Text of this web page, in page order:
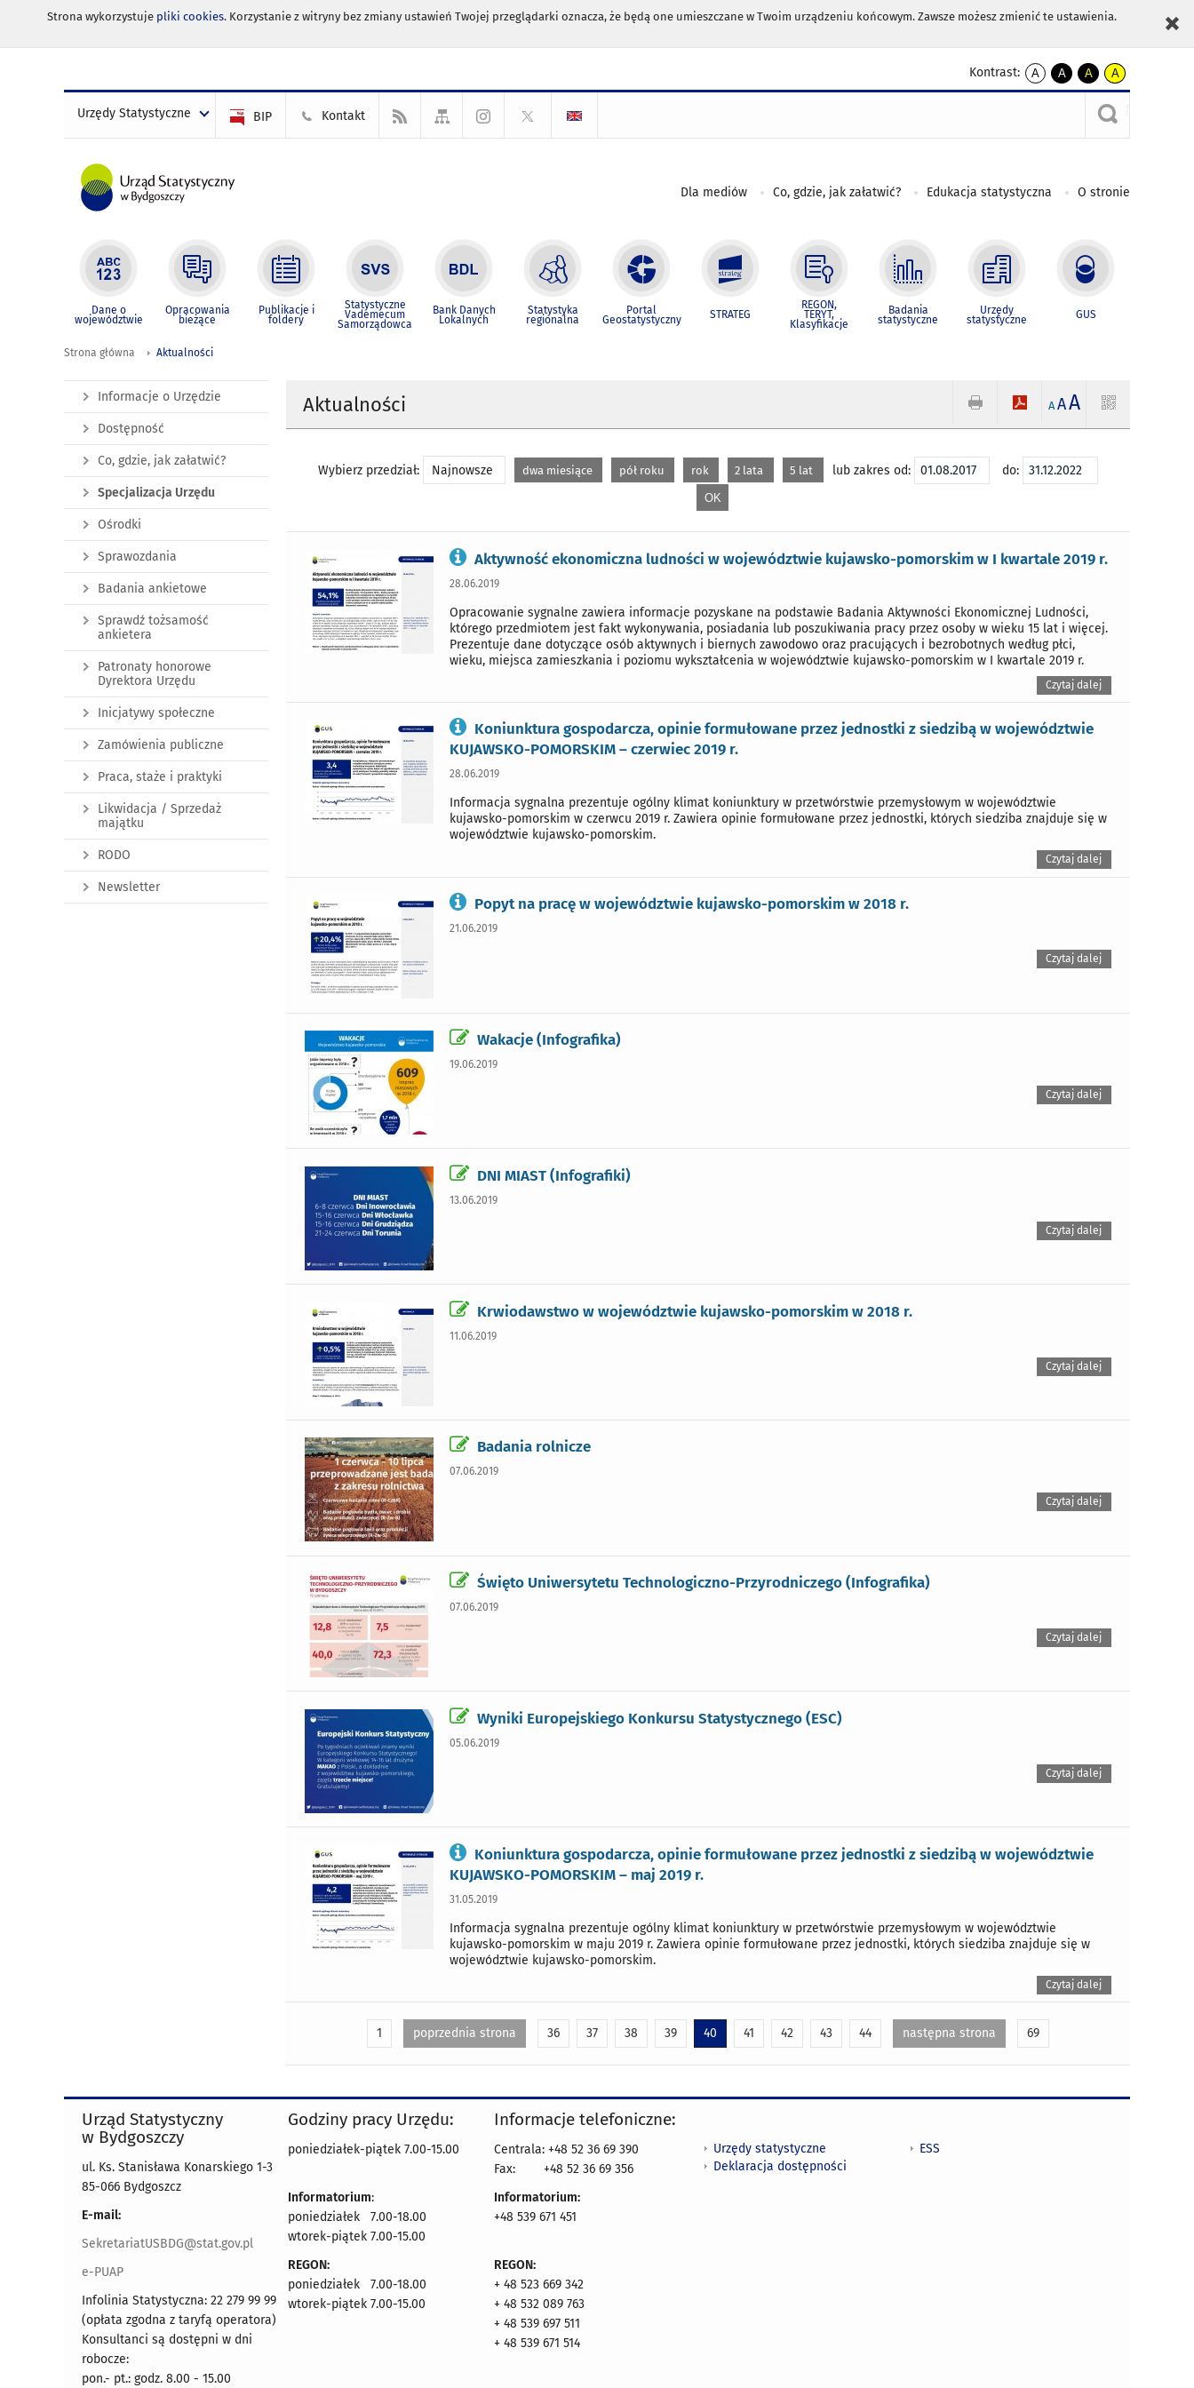
Strona wykorzystuje pliki cookies. Korzystanie z witryny bez zmiany ustawień Twojej przeglądarki oznacza, że będą one umieszczane w Twoim urządzeniu końcowym. Zawsze możesz zmienić te ustawienia.
Kontrast:
A
kontrast
A
kontrast
czarnym
A
kontrast
żółty
tekst
czarnym
A
kontrast
czarny
tekst
żółtym
Urzędy Statystyczne BIP Kontakt
Dla mediów Co, gdzie, jak załatwić? Edukacja statystyczna O stronie
Dane o
województwie
Opracowania
bieżące
Publikacje i
foldery
Statystyczne
Vademecum
Samorządowca
Bank Danych
Lokalnych
Statystyka
regionalna
Portal
Geostatystyczny STRATEG
REGON,
TERYT,
Klasyfikacje
Badania
statystyczne
Urzędy
statystyczne GUS
Strona główna Aktualności
Aktualności A AA
Wybierz przedział: Najnowsze dwa miesiące pół roku rok 2 lata 5 lat lub zakres od: do:
Aktywność ekonomiczna ludności w województwie kujawsko-pomorskim w I kwartale 2019 r.
28.06.2019
Opracowanie sygnalne zawiera informacje pozyskane na podstawie Badania Aktywności Ekonomicznej Ludności,
którego przedmiotem jest fakt wykonywania, posiadania lub poszukiwania pracy przez osoby w wieku 15 lat i więcej.
Prezentuje dane dotyczące osób aktywnych i biernych zawodowo oraz pracujących i bezrobotnych według płci,
wieku, miejsca zamieszkania i poziomu wykształcenia w województwie kujawsko-pomorskim w I kwartale 2019 r.
Czytaj dalej
Koniunktura gospodarcza, opinie formułowane przez jednostki z siedzibą w województwie
KUJAWSKO-POMORSKIM – czerwiec 2019 r.
28.06.2019
Informacja sygnalna prezentuje ogólny klimat koniunktury w przetwórstwie przemysłowym w województwie
kujawsko-pomorskim w czerwcu 2019 r. Zawiera opinie formułowane przez jednostki, których siedziba znajduje się w
województwie kujawsko-pomorskim.
Czytaj dalej
Popyt na pracę w województwie kujawsko-pomorskim w 2018 r.
21.06.2019
Czytaj dalej
Wakacje (Infografika)
19.06.2019
Czytaj dalej
DNI MIAST (Infografiki)
13.06.2019
Czytaj dalej
Krwiodawstwo w województwie kujawsko-pomorskim w 2018 r.
11.06.2019
Czytaj dalej
Badania rolnicze
07.06.2019
Czytaj dalej
Święto Uniwersytetu Technologiczno-Przyrodniczego (Infografika)
07.06.2019
Czytaj dalej
Wyniki Europejskiego Konkursu Statystycznego (ESC)
05.06.2019
Czytaj dalej
Koniunktura gospodarcza, opinie formułowane przez jednostki z siedzibą w województwie
KUJAWSKO-POMORSKIM – maj 2019 r.
31.05.2019
Informacja sygnalna prezentuje ogólny klimat koniunktury w przetwórstwie przemysłowym w województwie
kujawsko-pomorskim w maju 2019 r. Zawiera opinie formułowane przez jednostki, których siedziba znajduje się w
województwie kujawsko-pomorskim.
Czytaj dalej
1 poprzednia strona 36 37 38 39 40 41 42 43 44 następna strona 69
Informacje o Urzędzie
Dostępność
Co, gdzie, jak załatwić?
Specjalizacja Urzędu
Ośrodki
Sprawozdania
Badania ankietowe
Sprawdź tożsamość
ankietera
Patronaty honorowe
Dyrektora Urzędu
Inicjatywy społeczne
Zamówienia publiczne
Praca, staże i praktyki
Likwidacja / Sprzedaż
majątku
RODO
Newsletter
Urząd Statystyczny
w Bydgoszczy
ul. Ks. Stanisława Konarskiego 1-3
85-066 Bydgoszcz
E-mail:
SekretariatUSBDG@stat.gov.pl
e-PUAP
Infolinia Statystyczna: 22 279 99 99
(opłata zgodna z taryfą operatora)
Konsultanci są dostępni w dni
robocze:
pon.- pt.: godz. 8.00 - 15.00
Godziny pracy Urzędu:
poniedziałek-piątek 7.00-15.00
Informatorium:
poniedziałek 7.00-18.00
wtorek-piątek 7.00-15.00
REGON:
poniedziałek 7.00-18.00
wtorek-piątek 7.00-15.00
Informacje telefoniczne:
Centrala: +48 52 36 69 390
Fax:
+48 52 36 69 356
Informatorium:
+48 539 671 451
REGON:
+ 48 523 669 342
+ 48 532 089 763
+ 48 539 697 511
+ 48 539 671 514
Urzędy statystyczne
Deklaracja dostępności
ESS